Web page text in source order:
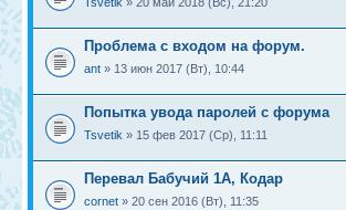
Проблема с входом на форум.
ant » 13 июн 2017 (Вт), 10:44
Попытка увода паролей с форума
Tsvetik » 15 фев 2017 (Ср), 11:11
Перевал Бабучий 1А, Кодар
cornet » 20 сен 2016 (Вт), 11:35